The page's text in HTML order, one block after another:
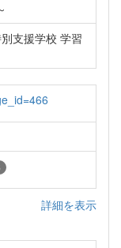
支援学校 学習
詳細を表示